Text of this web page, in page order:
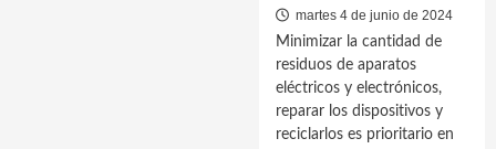
martes 4 de junio de 2024
Minimizar la cantidad de
residuos de aparatos
eléctricos y electrónicos,
reparar los dispositivos y
reciclarlos es prioritario en